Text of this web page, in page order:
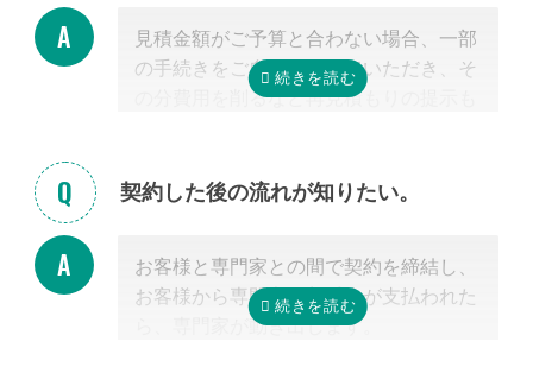
見積金額がご予算と合わない場合、一部
の手続きをご自身で行っていただき、そ
の分費用を削るなど再見積もりの提示も
らい場合、弊社専門スタッフがお客様に
契約した後の流れが知りたい。
お客様と専門家との間で契約を締結し、
お客様から専門家に着手金が支払われた
ら、専門家が動き出します。